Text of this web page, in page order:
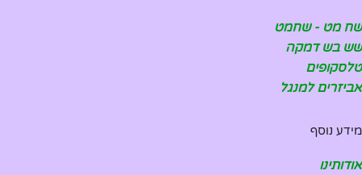
שח מט - שחמט
שש בש דמקה
טלסקופים
אביזרים למנגל
מידע נוסף
אודותינו